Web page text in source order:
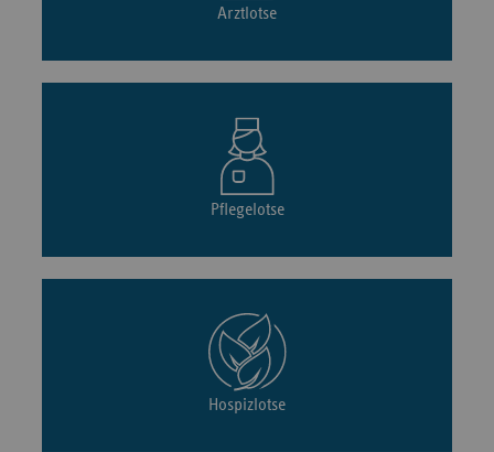
Arztlotse
Pflegelotse
Hospizlotse